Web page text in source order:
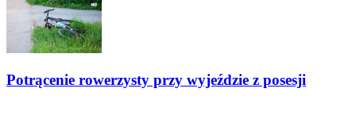
Potrącenie rowerzysty przy wyjeździe z posesji